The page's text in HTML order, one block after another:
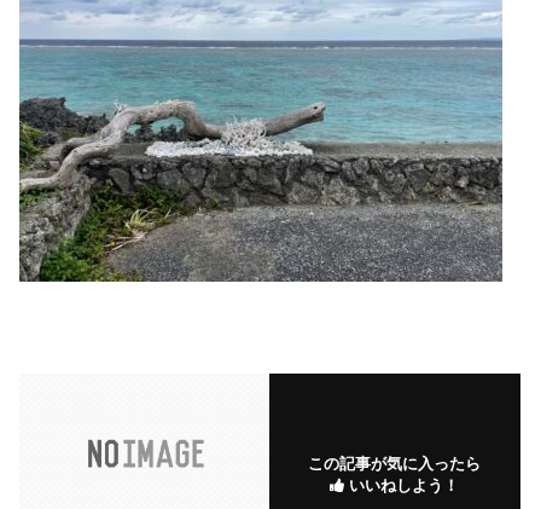
この記事が気に入ったら
いいねしよう！